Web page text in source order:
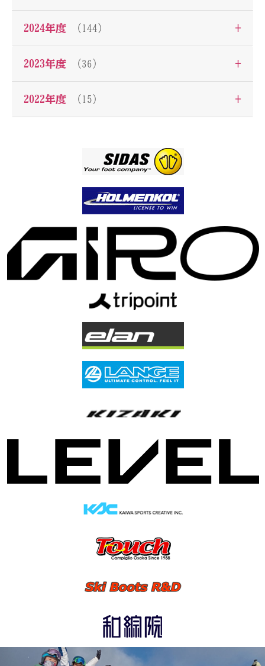
2024年度 （144） +
2023年度 （36） +
2022年度 （15） +